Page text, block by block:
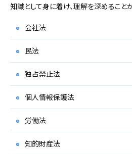
知識として身に着け、理解を深めること
会社法
民法
独占禁止法
個人情報保護法
労働法
知的財産法